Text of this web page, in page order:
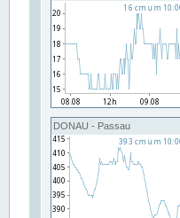
DONAU - Passau